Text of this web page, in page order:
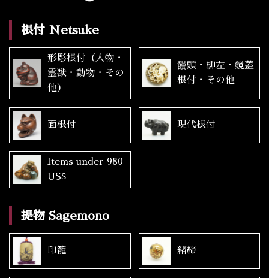
根付 Netsuke
形彫根付（人物・
霊獣・動物・その
他）
饅頭・柳左・鏡蓋
根付・その他
面根付 現代根付
Items under 980
US$
提物 Sagemono
印籠 緒締